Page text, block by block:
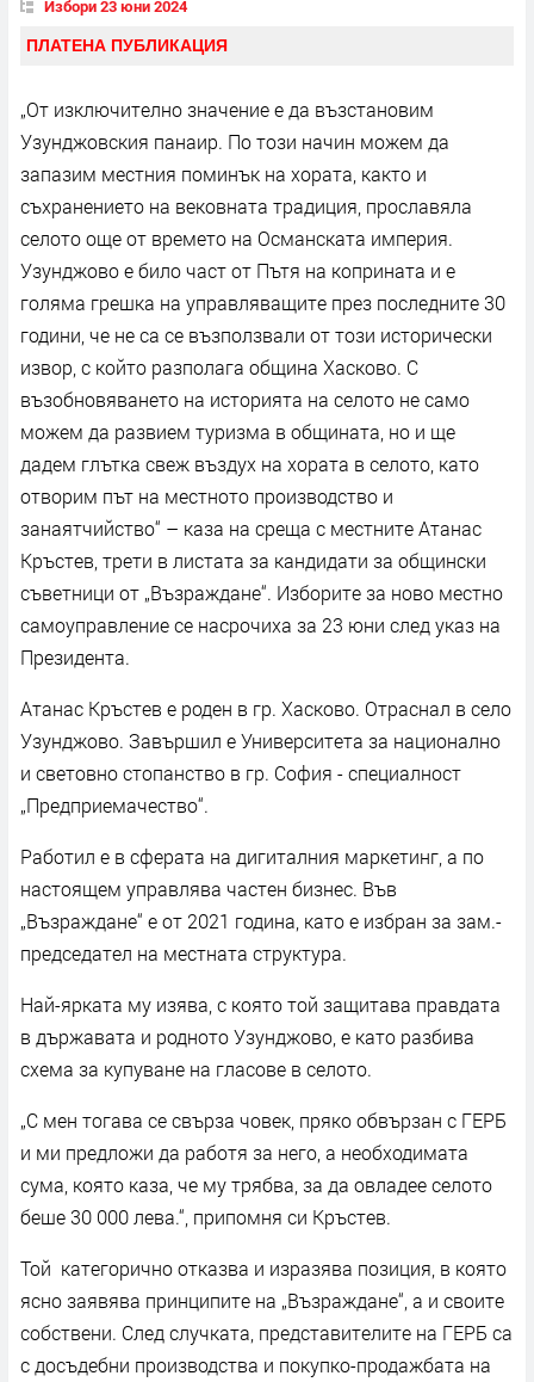
Избори 23 юни 2024
ПЛАТЕНА ПУБЛИКАЦИЯ
„От изключително значение е да възстановим
Узунджовския панаир. По този начин можем да
запазим местния поминък на хората, както и
съхранението на вековната традиция, прославяла
селото още от времето на Османската империя.
Узунджово е било част от Пътя на коприната и е
голяма грешка на управляващите през последните 30
години, че не са се възползвали от този исторически
извор, с който разполага община Хасково. С
възобновяването на историята на селото не само
можем да развием туризма в общината, но и ще
дадем глътка свеж въздух на хората в селото, като
отворим път на местното производство и
занаятчийство“ – каза на среща с местните Атанас
Кръстев, трети в листата за кандидати за общински
съветници от „Възраждане“. Изборите за ново местно
самоуправление се насрочиха за 23 юни след указ на
Президента.
Атанас Кръстев e роден в гр. Хасково. Отраснал в село
Узунджово. Завършил е Университета за национално
и световно стопанство в гр. София - специалност
„Предприемачество“.
Работил е в сферата на дигиталния маркетинг, а по
настоящем управлява частен бизнес. Във
„Възраждане“ е от 2021 година, като е избран за зам.-
председател на местната структура.
Най-ярката му изява, с която той защитава правдата
в държавата и родното Узунджово, е като разбива
схема за купуване на гласове в селото.
„С мен тогава се свърза човек, пряко обвързан с ГЕРБ
и ми предложи да работя за него, а необходимата
сума, която каза, че му трябва, за да овладее селото
беше 30 000 лева.“, припомня си Кръстев.
Той категорично отказва и изразява позиция, в която
ясно заявява принципите на „Възраждане“, а и своите
собствени. След случката, представителите на ГЕРБ са
с досъдебни производства и покупко-продажбата на